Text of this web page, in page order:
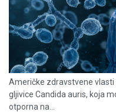
Američke zdravstvene
gljivice Candida auris, koja
otporna na...